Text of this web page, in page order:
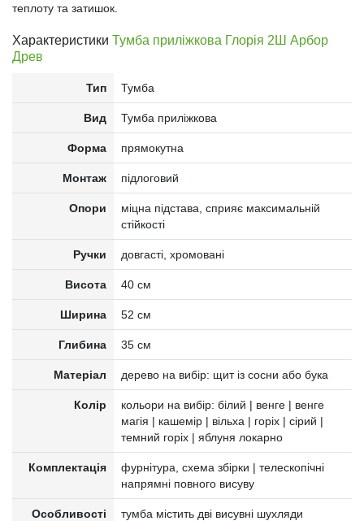
теплоту та затишок.
Характеристики Тумба приліжкова Глорія 2Ш Арбор
Древ
Тип Тумба
Вид Тумба приліжкова
Форма прямокутна
Монтаж підлоговий
Опори
міцна підстава, сприяє максимальній
стійкості
Ручки довгасті, хромовані
Висота 40 см
Ширина 52 см
Глибина 35 см
Матеріал дерево на вибір: щит із сосни або бука
Колір
кольори на вибір: білий | венге | венге
магія | кашемір | вільха | горіх | сірий |
темний горіх | яблуня локарно
Комплектація
фурнітура, схема збірки | телескопічні
напрямні повного висуву
Особливості тумба містить дві висувні шухляди